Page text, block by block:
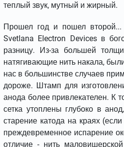
теплый звук, мутный и жирный.
Прошел год и пошел второй...
Svetlana Electron Devices в
разницу. Из-за большей
натягивающие нить накала,
нас в большинстве случаев
дороже. Штамп для
анода более привлекателен. К
сетка утоплены глубоко в
старение катода на краях
преждевременное испарение
отличие - нить